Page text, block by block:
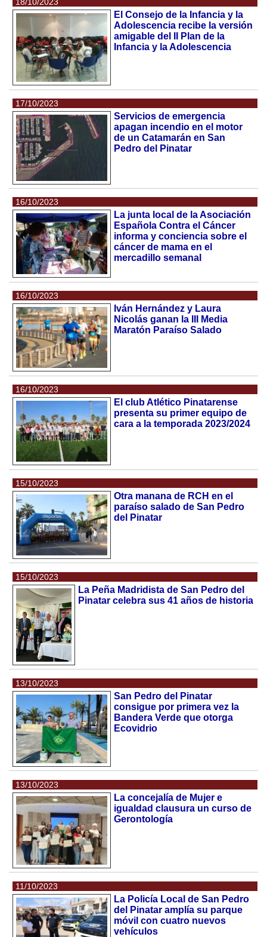
18/10/2023
El Consejo de la Infancia y la
Adolescencia recibe la versión
amigable del II Plan de la
Infancia y la Adolescencia
17/10/2023
Servicios de emergencia
apagan incendio en el motor
de un Catamarán en San
Pedro del Pinatar
16/10/2023
La junta local de la Asociación
Española Contra el Cáncer
informa y conciencia sobre el
cáncer de mama en el
mercadillo semanal
16/10/2023
Iván Hernández y Laura
Nicolás ganan la III Media
Maratón Paraíso Salado
16/10/2023
El club Atlético Pinatarense
presenta su primer equipo de
cara a la temporada 2023/2024
15/10/2023
Otra manana de RCH en el
paraíso salado de San Pedro
del Pinatar
15/10/2023
La Peña Madridista de San Pedro del
Pinatar celebra sus 41 años de historia
13/10/2023
San Pedro del Pinatar
consigue por primera vez la
Bandera Verde que otorga
Ecovidrio
13/10/2023
La concejalía de Mujer e
igualdad clausura un curso de
Gerontología
11/10/2023
La Policía Local de San Pedro
del Pinatar amplía su parque
móvil con cuatro nuevos
vehículos